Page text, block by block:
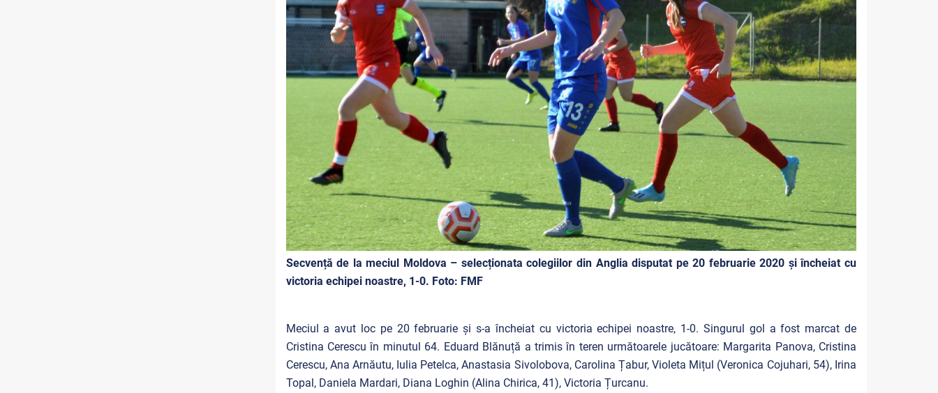
Secvență de la meciul Moldova – selecționata colegiilor din Anglia disputat pe 20 februarie 2020 și încheiat cu
victoria echipei noastre, 1-0. Foto: FMF
Meciul a avut loc pe 20 februarie și s-a încheiat cu victoria echipei noastre, 1-0. Singurul gol a fost marcat de
Cristina Cerescu în minutul 64. Eduard Blănuță a trimis în teren următoarele jucătoare: Margarita Panova, Cristina
Cerescu, Ana Arnăutu, Iulia Petelca, Anastasia Sivolobova, Carolina Țabur, Violeta Mițul (Veronica Cojuhari, 54), Irina
Topal, Daniela Mardari, Diana Loghin (Alina Chirica, 41), Victoria Țurcanu.